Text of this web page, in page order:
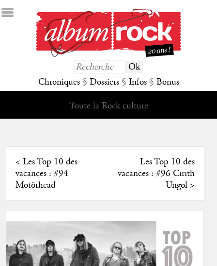
Chroniques § Dossiers § Infos § Bonus
Toute la Rock culture
< Les Top 10 des
vacances : #94
Motörhead
Les Top 10 des
vacances : #96 Cirith
Ungol>